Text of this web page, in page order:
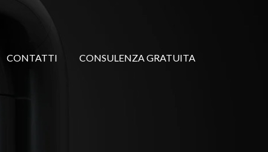
CONTATTI CONSULENZA GRATUITA